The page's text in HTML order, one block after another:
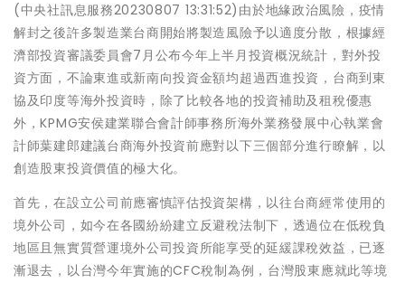
(中央社訊息服務20230807 13:31:52)由於地緣政治風險，疫情
解封之後許多製造業台商開始將製造風險予以適度分散，根據經
濟部投資審議委員會7月公布今年上半月投資概況統計，對外投
資方面，不論東進或新南向投資金額均超過西進投資，台商到東
協及印度等海外投資時，除了比較各地的投資補助及租稅優惠
外，KPMG安侯建業聯合會計師事務所海外業務發展中心執業會
計師葉建郎建議台商海外投資前應對以下三個部分進行瞭解，以
創造股東投資價值的極大化。
首先，在設立公司前應審慎評估投資架構，以往台商經常使用的
境外公司，如今在各國紛紛建立反避稅法制下，透過位在低稅負
地區且無實質營運境外公司投資所能享受的延緩課稅效益，已逐
漸退去，以台灣今年實施的CFC稅制為例，台灣股東應就此等境